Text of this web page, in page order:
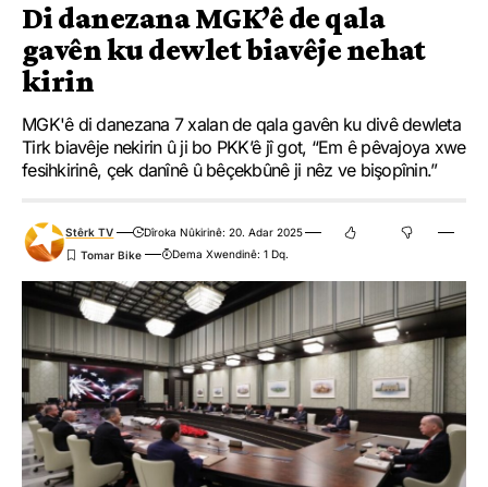
Di danezana MGK’ê de qala
gavên ku dewlet biavêje nehat
kirin
MGK'ê di danezana 7 xalan de qala gavên ku divê dewleta
Tirk biavêje nekirin û ji bo PKK’ê jî got, “Em ê pêvajoya xwe
fesihkirinê, çek danînê û bêçekbûnê ji nêz ve bişopînin.”
Stêrk TV
Dîroka Nûkirinê: 20. Adar 2025
Dema Xwendinê: 1 Dq.